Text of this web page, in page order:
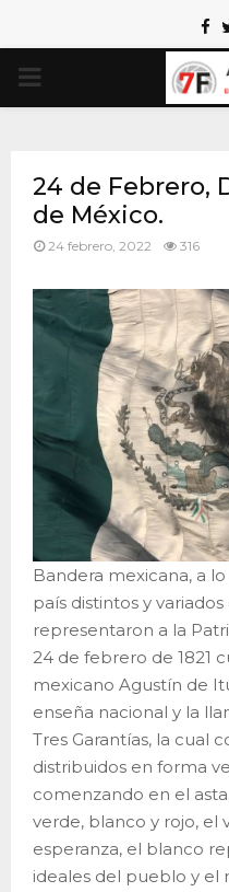
PRIMARY
24 de Febrero,
de México.
24 febrero, 2022 316
Bandera mexicana, a
país distintos y
representaron a la
24 de febrero de 1821
mexicano Agustín de
enseña nacional y la
Tres Garantías, la cual
distribuidos en forma
comenzando en el
verde, blanco y rojo, el
esperanza, el blanco
ideales del pueblo y el